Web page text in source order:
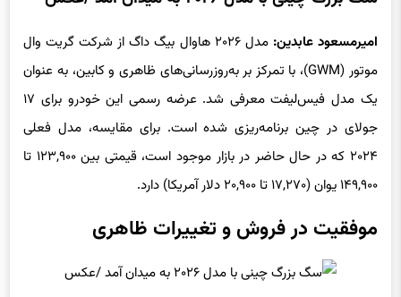
امیرمسعود عابدین:
موتور (GWM)، با تمرکز بر به‌روزرسانی‌های ظاهری و کابین، به عنوان
یک مدل فیس‌لیفت معرفی شد. عرضه رسمی این خودرو برای ۱۷
جولای در چین برنامه‌ریزی شده است. برای مقایسه، مدل فعلی
۲۰۲۴ که در حال حاضر در بازار موجود است، قیمتی بین ۱۲۳,۹۰۰ تا
۱۴۹,۹۰۰ یوان (۱۷,۲۷۰ تا ۲۰,۹۰۰ دلار آمریکا) دارد.
موفقیت در فروش و تغییرات ظاهری
بر اساس اعلام رسمی شرکت، فروش هاوال بیگ داگ از زمان عرضه